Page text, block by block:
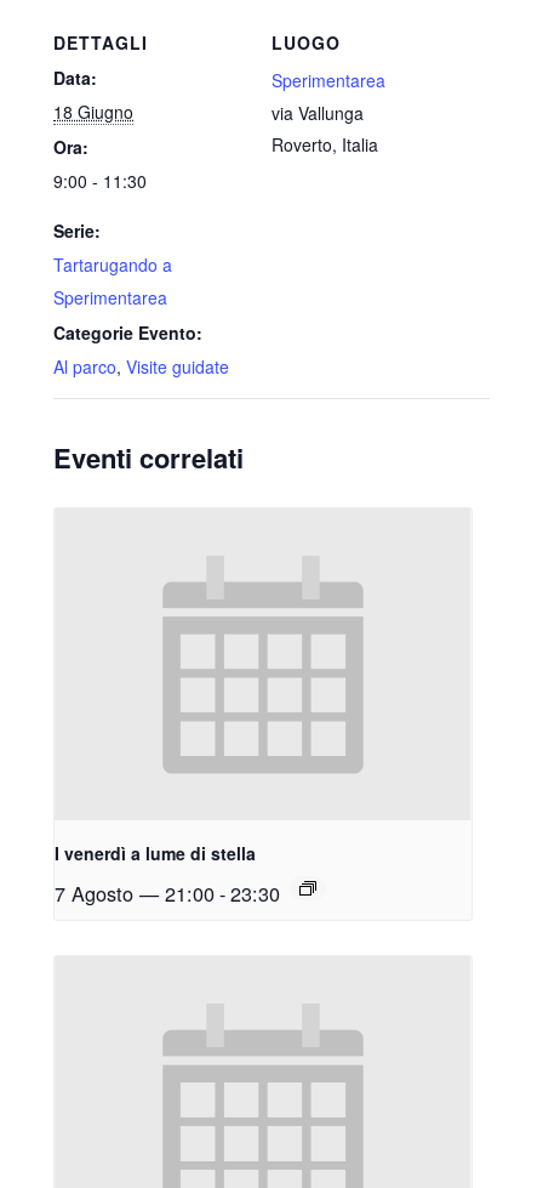
DETTAGLI
Data:
18 Giugno
Ora:
9:00 - 11:30
Serie:
Tartarugando a
Sperimentarea
Categorie Evento:
Al parco, Visite guidate
LUOGO
Sperimentarea
via Vallunga
Roverto, Italia
Eventi correlati
I venerdì a lume di stella
7 Agosto — 21:00-23:30